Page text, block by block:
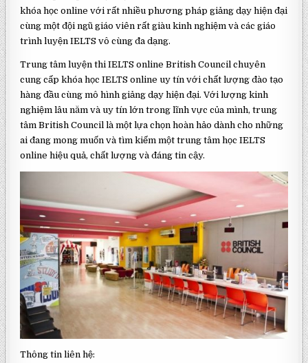
khóa học online với rất nhiều phương pháp giảng dạy hiện đại
cùng một đội ngũ giáo viên rất giàu kinh nghiệm và các giáo
trình luyện IELTS vô cùng đa dạng.
Trung tâm luyện thi IELTS online British Council chuyên
cung cấp khóa học IELTS online uy tín với chất lượng đào tạo
hàng đầu cùng mô hình giảng dạy hiện đại. Với lượng kinh
nghiệm lâu năm và uy tín lớn trong lĩnh vực của mình, trung
tâm British Council là một lựa chọn hoàn hảo dành cho những
ai đang mong muốn và tìm kiếm một trung tâm học IELTS
online hiệu quả, chất lượng và đáng tin cậy.
Thông tin liên hệ: